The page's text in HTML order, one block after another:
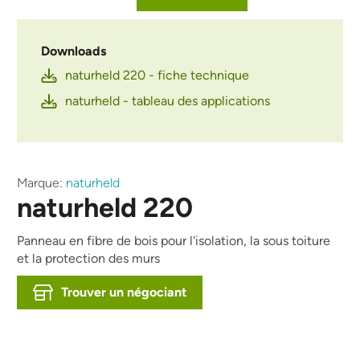
Downloads
naturheld 220 - fiche technique
naturheld - tableau des applications
Marque: naturheld
naturheld 220
Panneau en fibre de bois pour l'isolation, la sous toiture
et la protection des murs
Trouver un négociant